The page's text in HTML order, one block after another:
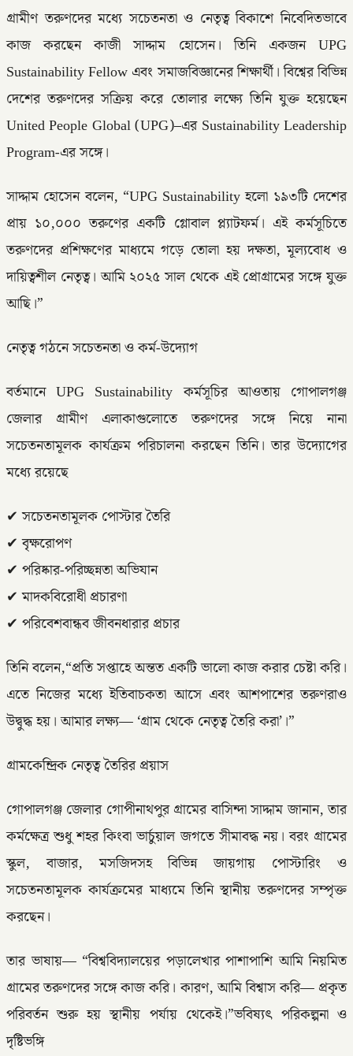
গ্রামীণ তরুণদের মধ্যে সচেতনতা ও নেতৃত্ব বিকাশে নিবেদিতভাবে
কাজ করছেন কাজী সাদ্দাম হোসেন। তিনি একজন UPG
Sustainability Fellow এবং সমাজবিজ্ঞানের শিক্ষার্থী। বিশ্বের বিভিন্ন
দেশের তরুণদের সক্রিয় করে তোলার লক্ষ্যে তিনি যুক্ত হয়েছেন
United People Global (UPG)–এর Sustainability Leadership
Program-এর সঙ্গে।
সাদ্দাম হোসেন বলেন, “UPG Sustainability হলো ১৯৩টি দেশের
প্রায় ১০,০০০ তরুণের একটি গ্লোবাল প্ল্যাটফর্ম। এই কর্মসূচিতে
তরুণদের প্রশিক্ষণের মাধ্যমে গড়ে তোলা হয় দক্ষতা, মূল্যবোধ ও
দায়িত্বশীল নেতৃত্ব। আমি ২০২৫ সাল থেকে এই প্রোগ্রামের সঙ্গে যুক্ত
আছি।”
নেতৃত্ব গঠনে সচেতনতা ও কর্ম-উদ্যোগ
বর্তমানে UPG Sustainability কর্মসূচির আওতায় গোপালগঞ্জ
জেলার গ্রামীণ এলাকাগুলোতে তরুণদের সঙ্গে নিয়ে নানা
সচেতনতামূলক কার্যক্রম পরিচালনা করছেন তিনি। তার উদ্যোগের
মধ্যে রয়েছে
✔ সচেতনতামূলক পোস্টার তৈরি
✔ বৃক্ষরোপণ
✔ পরিষ্কার-পরিচ্ছন্নতা অভিযান
✔ মাদকবিরোধী প্রচারণা
✔ পরিবেশবান্ধব জীবনধারার প্রচার
তিনি বলেন,“প্রতি সপ্তাহে অন্তত একটি ভালো কাজ করার চেষ্টা করি।
এতে নিজের মধ্যে ইতিবাচকতা আসে এবং আশপাশের তরুণরাও
উদ্বুদ্ধ হয়। আমার লক্ষ্য— ‘গ্রাম থেকে নেতৃত্ব তৈরি করা’।”
গ্রামকেন্দ্রিক নেতৃত্ব তৈরির প্রয়াস
গোপালগঞ্জ জেলার গোপীনাথপুর গ্রামের বাসিন্দা সাদ্দাম জানান, তার
কর্মক্ষেত্র শুধু শহর কিংবা ভার্চুয়াল জগতে সীমাবদ্ধ নয়। বরং গ্রামের
স্কুল, বাজার, মসজিদসহ বিভিন্ন জায়গায় পোস্টারিং ও
সচেতনতামূলক কার্যক্রমের মাধ্যমে তিনি স্থানীয় তরুণদের সম্পৃক্ত
করছেন।
তার ভাষায়— “বিশ্ববিদ্যালয়ের পড়ালেখার পাশাপাশি আমি নিয়মিত
গ্রামের তরুণদের সঙ্গে কাজ করি। কারণ, আমি বিশ্বাস করি— প্রকৃত
পরিবর্তন শুরু হয় স্থানীয় পর্যায় থেকেই।”ভবিষ্যৎ পরিকল্পনা ও
দৃষ্টিভঙ্গি